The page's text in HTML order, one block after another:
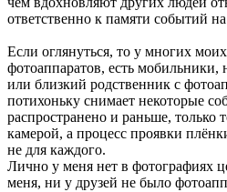
ответственно к памяти событий
Если оглянуться, то у многих
фотоаппаратов, есть мобильники,
или близкий родственник с
потихоньку снимает некоторые
распространено и раньше, только
камерой, а процесс проявки
не для каждого.
Лично у меня нет в фотографиях
меня, ни у друзей не было